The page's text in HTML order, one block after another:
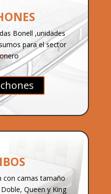
Bonell ,unidades
para el sector
con camas tamaño
Queen y King